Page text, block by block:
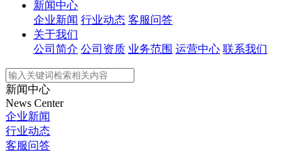
新闻中心
企业新闻 行业动态 客服问答
关于我们
公司简介 公司资质 业务范围 运营中心 联系我们
新闻中心
News Center
企业新闻
行业动态
客服问答